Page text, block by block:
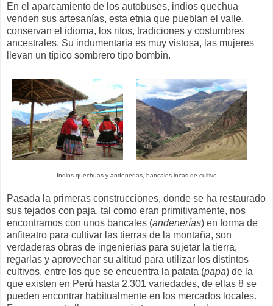
En el aparcamiento de los autobuses, indios quechua
venden sus artesanías, esta etnia que pueblan el valle,
conservan el idioma, los ritos, tradiciones y costumbres
ancestrales. Su indumentaria es muy vistosa, las mujeres
llevan un típico sombrero tipo bombín.
Indios quechuas y andenerías, bancales incas de cultivo
Pasada la primeras construcciones, donde se ha restaurado
sus tejados con paja, tal como eran primitivamente, nos
encontramos con unos bancales (andenerías) en forma de
anfiteatro para cultivar las tierras de la montaña, son
verdaderas obras de ingenierías para sujetar la tierra,
regarlas y aprovechar su altitud para utilizar los distintos
cultivos, entre los que se encuentra la patata (papa) de la
que existen en Perú hasta 2.301 variedades, de ellas 8 se
pueden encontrar habitualmente en los mercados locales.